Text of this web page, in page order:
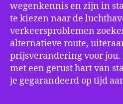
wegenkennis en zijn in
te kiezen naar de
verkeersproblemen
alternatieve route,
prijsverandering voor jou.
met een gerust hart van
je gegarandeerd op tijd